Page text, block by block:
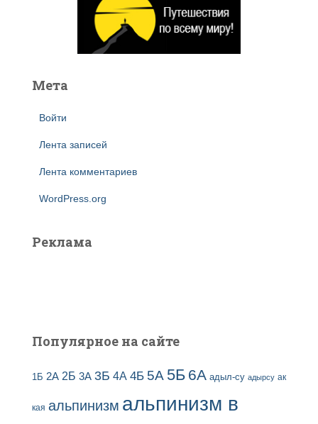
Мета
Войти
Лента записей
Лента комментариев
WordPress.org
Реклама
Популярное на сайте
1Б 2А 2Б 3А 3Б 4А 4Б 5А 5Б 6А адыл-су адырсу ак
кая альпинизм альпинизм в